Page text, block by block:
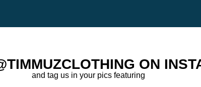
ON
and tag us in your pics featuring